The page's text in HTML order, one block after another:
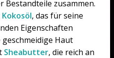
Bestandteile zusammen.
Kokosöl, das für seine
Eigenschaften
Haut
Sheabutter, die reich an